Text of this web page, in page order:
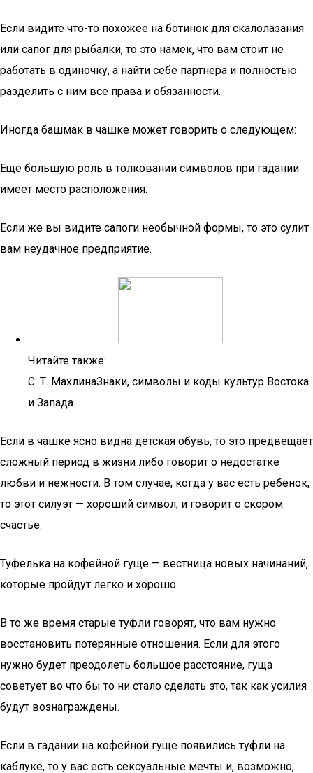
Если видите что-то похожее на ботинок для скалолазания
или сапог для рыбалки, то это намек, что вам стоит не
работать в одиночку, а найти себе партнера и полностью
разделить с ним все права и обязанности.
Иногда башмак в чашке может говорить о следующем:
Еще большую роль в толковании символов при гадании
имеет место расположения:
Если же вы видите сапоги необычной формы, то это сулит
вам неудачное предприятие.
Читайте также:
С. Т. МахлинаЗнаки, символы и коды культур Востока
и Запада
Если в чашке ясно видна детская обувь, то это предвещает
сложный период в жизни либо говорит о недостатке
любви и нежности. В том случае, когда у вас есть ребенок,
то этот силуэт — хороший символ, и говорит о скором
счастье.
Туфелька на кофейной гуще — вестница новых начинаний,
которые пройдут легко и хорошо.
В то же время старые туфли говорят, что вам нужно
восстановить потерянные отношения. Если для этого
нужно будет преодолеть большое расстояние, гуща
советует во что бы то ни стало сделать это, так как усилия
будут вознаграждены.
Если в гадании на кофейной гуще появились туфли на
каблуке, то у вас есть сексуальные мечты и, возможно,